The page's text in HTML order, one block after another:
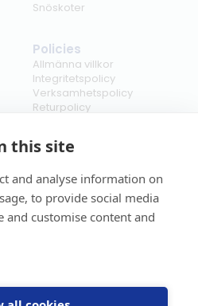
this site
and analyse information on
to provide social media
and customise content and
Snöskoter
Policies
Allmänna villkor
Integritetspolicy
Verksamhetspolicy
Returpolicy
Cookies